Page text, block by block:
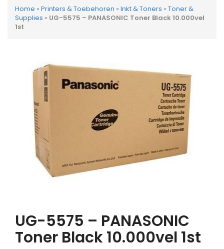
Home » Printers & Toebehoren » Inkt & Toners » Toner &
Supplies » UG-5575 – PANASONIC Toner Black 10.000vel
1st
UG-5575 – PANASONIC
Toner Black 10.000vel 1st